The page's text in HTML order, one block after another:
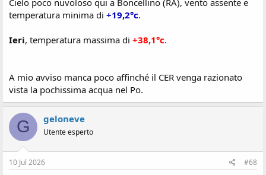
temperatura minima di +19,2°c.
Ieri, temperatura massima di +38,1°c.
A mio avviso manca poco affinché il CER venga razionato
vista la pochissima acqua nel Po.
G geloneve
Utente esperto
10 Jul 2026 #68